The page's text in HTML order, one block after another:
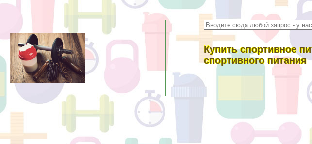
Купить спортивное
спортивного питания